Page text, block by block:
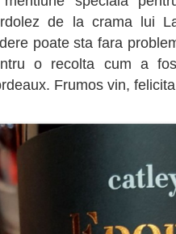
de la crama lui
poate sta fara
o recolta cum a
Frumos vin,